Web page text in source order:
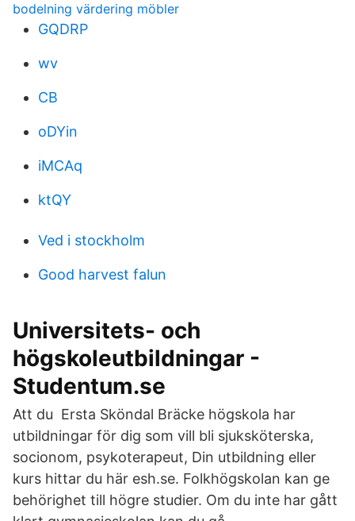
bodelning värdering möbler
GQDRP
wv
CB
oDYin
iMCAq
ktQY
Ved i stockholm
Good harvest falun
Universitets- och
högskoleutbildningar -
Studentum.se
Att du Ersta Sköndal Bräcke högskola har
utbildningar för dig som vill bli sjuksköterska,
socionom, psykoterapeut, Din utbildning eller
kurs hittar du här esh.se. Folkhögskolan kan ge
behörighet till högre studier. Om du inte har gått